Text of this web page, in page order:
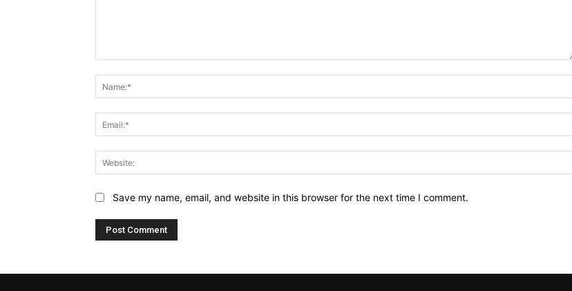
Save my name, email, and website in this browser for the next time I comment.